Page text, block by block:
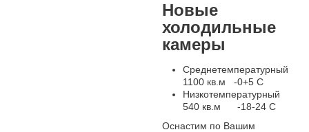
Новые
холодильные
камеры
Среднетемпературный
1100 кв.м -0+5 С
Низкотемпературный
540 кв.м -18-24 С
Оснастим по Вашим